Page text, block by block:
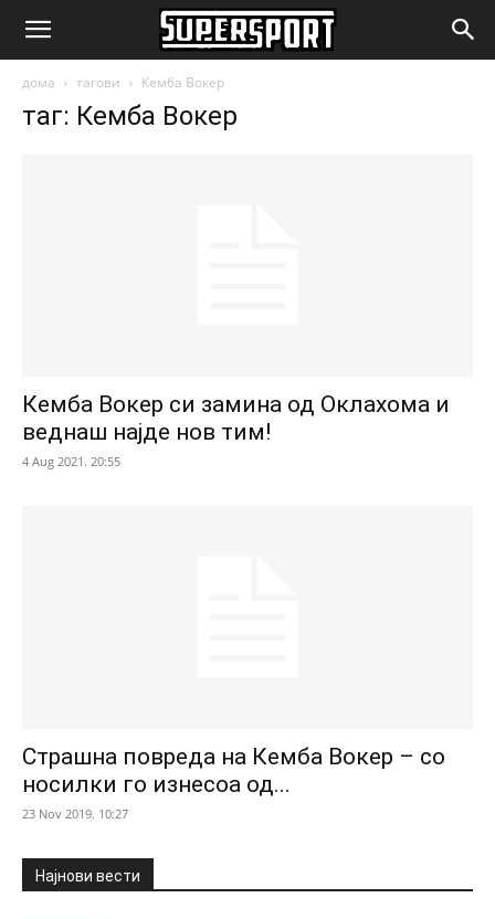
SuperSport.mk
дома тагови Кемба Вокер
таг: Кемба Вокер
Кемба Вокер си замина од Оклахома и
веднаш најде нов тим!
4 Aug 2021. 20:55
Страшна повреда на Кемба Вокер – со
носилки го изнесоа од...
23 Nov 2019. 10:27
Најнови вести